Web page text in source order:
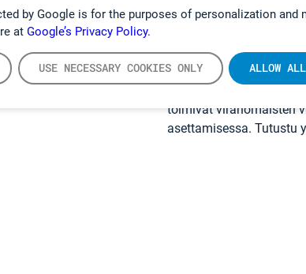
by Google is for the purposes of personalization and
at Google’s Privacy Policy.
USE NECESSARY COOKIES ONLY ALLOW
Joulukuussa 2019
Available Techniques)
päästöjen direktiivin
dioksiinin kaltaisten
toimivat viranomaisten
asettamisessa. Tutustu